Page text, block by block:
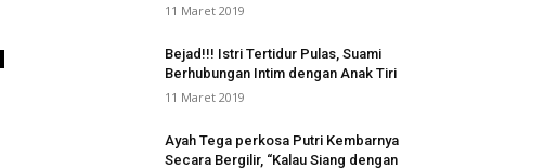
11 Maret 2019
Bejad!!! Istri Tertidur Pulas, Suami
Berhubungan Intim dengan Anak Tiri
11 Maret 2019
Ayah Tega perkosa Putri Kembarnya
Secara Bergilir, “Kalau Siang dengan